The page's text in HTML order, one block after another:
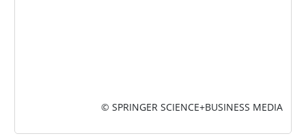
© SPRINGER SCIENCE+BUSINESS MEDIA